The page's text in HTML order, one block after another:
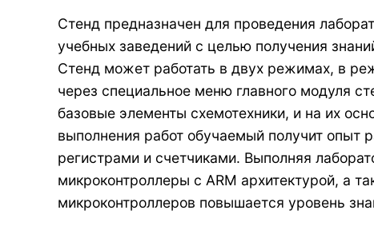
Стенд предназначен для проведения
учебных заведений с целью получения
Стенд может работать в двух режимах, в
через специальное меню главного модуля
базовые элементы схемотехники, и на их
выполнения работ обучаемый получит
регистрами и счетчиками. Выполняя
микроконтроллеры с ARM архитектурой, а
микроконтроллеров повышается уровень